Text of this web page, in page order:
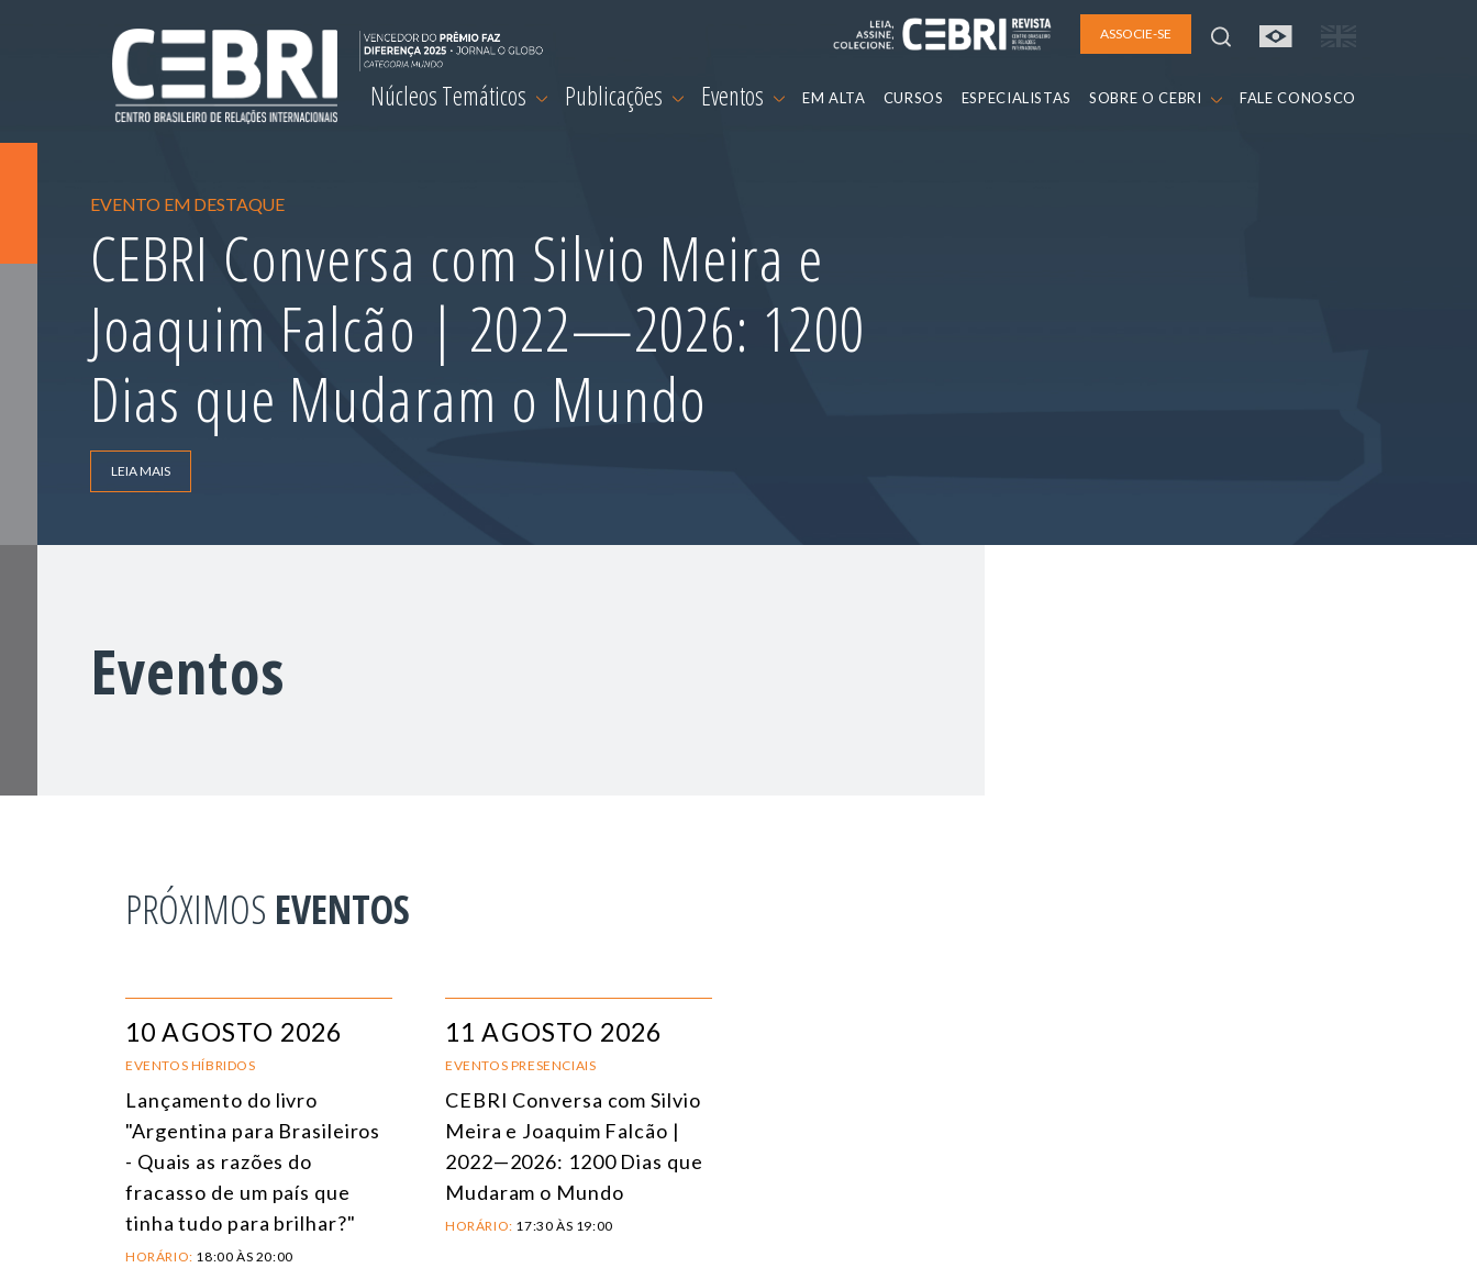
ASSOCIE-SE
Núcleos Temáticos Publicações Eventos EM ALTA CURSOS ESPECIALISTAS SOBRE O CEBRI FALE CONOSCO
EVENTO EM DESTAQUE
CEBRI Conversa com Silvio Meira e
Joaquim Falcão | 2022—2026: 1200
Dias que Mudaram o Mundo
LEIA MAIS
Eventos
PRÓXIMOS EVENTOS
10 AGOSTO 2026
EVENTOS HÍBRIDOS
Lançamento do livro
"Argentina para Brasileiros
- Quais as razões do
fracasso de um país que
tinha tudo para brilhar?"
HORÁRIO: 18:00 ÀS 20:00
11 AGOSTO 2026
EVENTOS PRESENCIAIS
CEBRI Conversa com Silvio
Meira e Joaquim Falcão |
2022—2026: 1200 Dias que
Mudaram o Mundo
HORÁRIO: 17:30 ÀS 19:00